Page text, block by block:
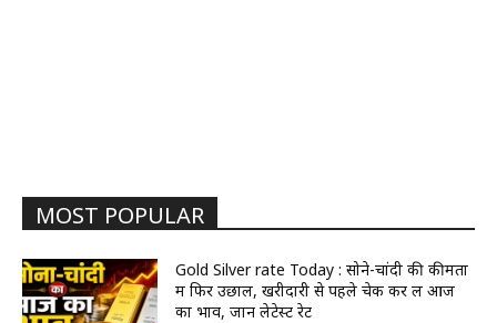
MOST POPULAR
Gold Silver rate Today : सोने-चांदी की कीमतों
में फिर उछाल, खरीदारी से पहले चेक कर लें आज
का भाव, जानें लेटेस्ट रेट